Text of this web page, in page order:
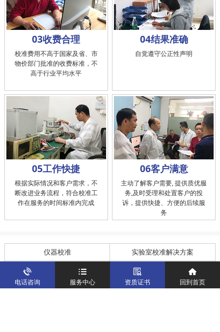
03收费合理
校准费用不高于国家及省、市
物价部门批准的收费标准，不
高于行业平均水平
04结果准确
自觉遵守公正性声明
05工作快捷
根据实际情况和客户需求，不
断改进业务流程，符合校准工
作在服务的时间标准内完成
06客户满意
主动了解客户需要, 提供质优服
务,及时受理和处置客户的投
诉，提供快捷、方便的后续服
务
仪器校准 实验室校准解决方案
制造仪器校准解决方案 计量校准实验室
关于我们 新闻资讯
电话咨询 服务中心 资质证书 回到首页